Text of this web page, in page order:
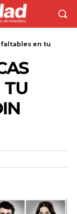
en tu
TU